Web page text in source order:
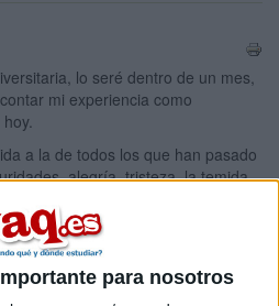
para nosotros
lo seré dentro de un mes,
mi experiencia como
a la de todos los que han pasado
alegría, tristeza, la temida
laUniversidad
de ello. En estos momentos,
empezar esa nueva etapa, de vivir
diferentes, y de que